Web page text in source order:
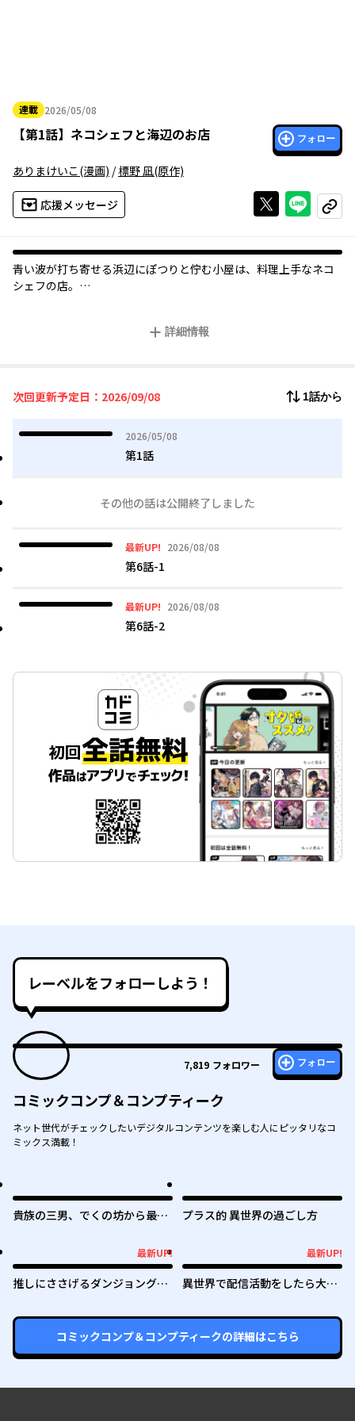
連載 2026/05/08
2026年05月08日
【第1話】 ネコシェフと海辺のお店 フォロー
ありまけいこ(漫画) /標野 凪(原作)
応援メッセージ Xで投稿する
ライン
コピー
青い波が打ち寄せる浜辺にぽつりと佇む小屋は、料理上手なネコ
シェフの店。
マイペースで饒舌なシェフは、旬の魚を使い腕をふるう。
小さな一歩を踏み出せる。
疲れた心にそっと寄り添う物語。
詳細情報
次回更新予定日：2026/09/08 1話から
2026/05/08
2026年05月08日
第1話
その他の話は公開終了しました
最新UP! 2026/08/08
2026年08月08日
第6話-1
最新UP! 2026/08/08
2026年08月08日
第6話-2
レーベルをフォローしよう！
7,819 フォロワー フォロー
コミックコンプ＆コンプティーク
ネット世代がチェックしたいデジタルコンテンツを楽しむ人にピッタリなコ
ミックス満載！
貴族の三男、でくの坊から最強
して、すべての魔術を魔改
造！ ～気ままに遊んでいるだ
けなのに、何故か評価が上がっ
プラス的 異世界の過ごし方
最新UP!
推しにささげるダンジョングル
～
最新UP!
異世界で配信活動をしたら大量
まった件
コミックコンプ＆コンプティークの詳細はこちら